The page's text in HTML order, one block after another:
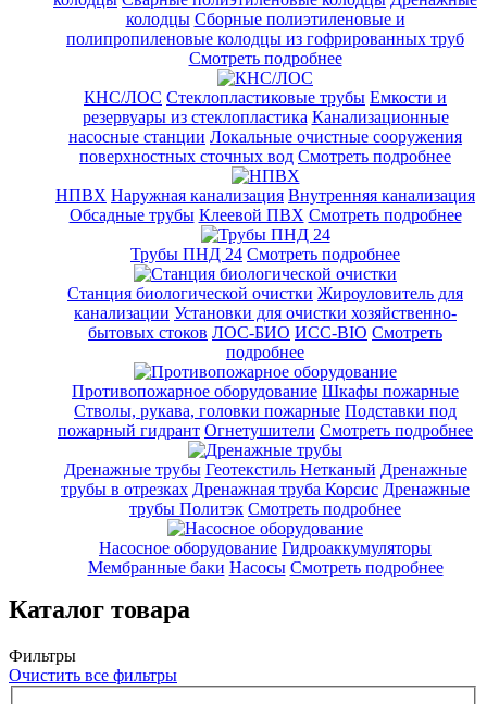
колодцы Сборные полиэтиленовые и
полипропиленовые колодцы из гофрированных труб
Смотреть подробнее
КНС/ЛОС Стеклопластиковые трубы Емкости и
резервуары из стеклопластика Канализационные
насосные станции Локальные очистные сооружения
поверхностных сточных вод Смотреть подробнее
НПВХ Наружная канализация Внутренняя канализация
Обсадные трубы Клеевой ПВХ Смотреть подробнее
Трубы ПНД 24 Смотреть подробнее
Cтанция биологической очистки Жироуловитель для
канализации Установки для очистки хозяйственно-
бытовых стоков ЛОС-БИО ИСС-BIO Смотреть
подробнее
Противопожарное оборудование Шкафы пожарные
Стволы, рукава, головки пожарные Подставки под
пожарный гидрант Огнетушители Смотреть подробнее
Дренажные трубы Геотекстиль Нетканый Дренажные
трубы в отрезках Дренажная труба Корсис Дренажные
трубы Политэк Смотреть подробнее
Насосное оборудование Гидроаккумуляторы
Мембранные баки Насосы Смотреть подробнее
Каталог товара
Фильтры
Очистить все фильтры